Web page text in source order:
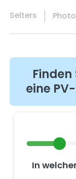
Selters
Finden
eine
In